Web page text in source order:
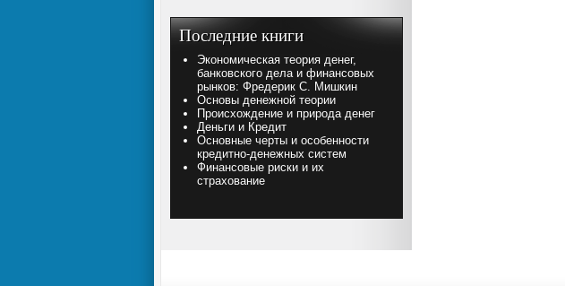
Последние книги
Экономическая теория денег,
банковского дела и финансовых
рынков: Фредерик С. Мишкин
Основы денежной теории
Происхождение и природа денег
Деньги и Кредит
Основные черты и особенности
кредитно-денежных систем
Финансовые риски и их
страхование